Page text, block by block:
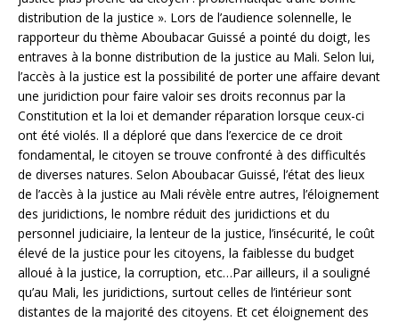
distribution de la justice ». Lors de l’audience solennelle, le
rapporteur du thème Aboubacar Guissé a pointé du doigt, les
entraves à la bonne distribution de la justice au Mali. Selon lui,
l’accès à la justice est la possibilité de porter une affaire devant
une juridiction pour faire valoir ses droits reconnus par la
Constitution et la loi et demander réparation lorsque ceux-ci
ont été violés. Il a déploré que dans l’exercice de ce droit
fondamental, le citoyen se trouve confronté à des difficultés
de diverses natures. Selon Aboubacar Guissé, l’état des lieux
de l’accès à la justice au Mali révèle entre autres, l’éloignement
des juridictions, le nombre réduit des juridictions et du
personnel judiciaire, la lenteur de la justice, l’insécurité, le coût
élevé de la justice pour les citoyens, la faiblesse du budget
alloué à la justice, la corruption, etc…Par ailleurs, il a souligné
qu’au Mali, les juridictions, surtout celles de l’intérieur sont
distantes de la majorité des citoyens. Et cet éloignement des